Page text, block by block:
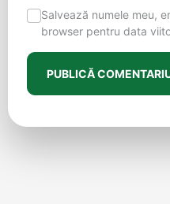
Salvează numele meu,
browser pentru data